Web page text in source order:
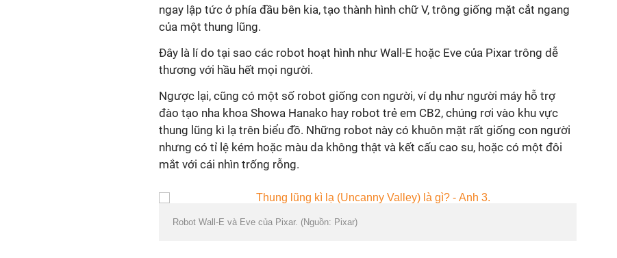
ngay lập tức ở phía đầu bên kia, tạo thành hình chữ V, trông giống mặt cắt ngang
của một thung lũng.
Đây là lí do tại sao các robot hoạt hình như Wall-E hoặc Eve của Pixar trông dễ
thương với hầu hết mọi người.
Ngược lại, cũng có một số robot giống con người, ví dụ như người máy hỗ trợ
đào tạo nha khoa Showa Hanako hay robot trẻ em CB2, chúng rơi vào khu vực
thung lũng kì lạ trên biểu đồ. Những robot này có khuôn mặt rất giống con người
nhưng có tỉ lệ kém hoặc màu da không thật và kết cấu cao su, hoặc có một đôi
mắt với cái nhìn trống rỗng.
Robot Wall-E và Eve của Pixar. (Nguồn: Pixar)